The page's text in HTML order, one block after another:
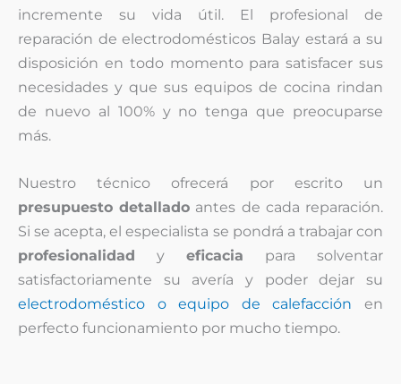
incremente su vida útil. El profesional de
reparación de electrodomésticos Balay estará a su
disposición en todo momento para satisfacer sus
necesidades y que sus equipos de cocina rindan
de nuevo al 100% y no tenga que preocuparse
más.
Nuestro técnico ofrecerá por escrito un
presupuesto detallado antes de cada reparación.
Si se acepta, el especialista se pondrá a trabajar con
profesionalidad y eficacia para solventar
satisfactoriamente su avería y poder dejar su
electrodoméstico o equipo de calefacción en
perfecto funcionamiento por mucho tiempo.